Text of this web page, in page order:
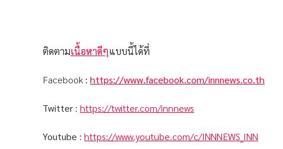
ติดตามเนื้อหาดีๆแบบนี้ได้ที่
Facebook : https://www.facebook.com/innnews.co.th
Twitter : https://twitter.com/innnews
Youtube : https://www.youtube.com/c/INNNEWS_INN